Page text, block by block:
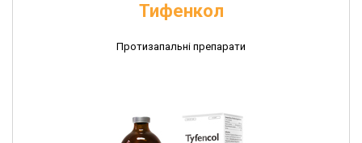
Тифенкол
Протизапальні препарати